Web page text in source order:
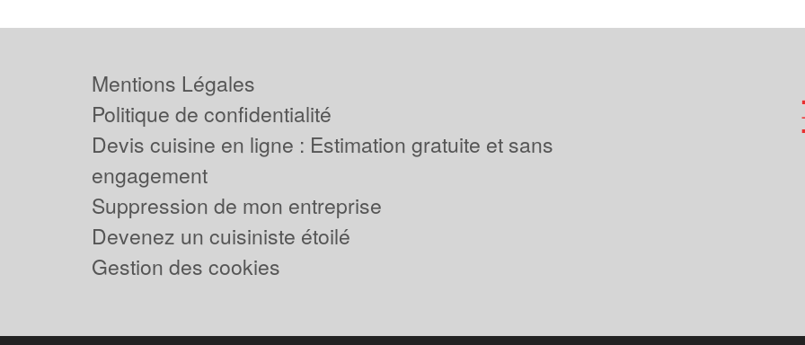
Mentions Légales
Politique de confidentialité
Devis cuisine en ligne : Estimation gratuite et sans
engagement
Suppression de mon entreprise
Devenez un cuisiniste étoilé
Gestion des cookies